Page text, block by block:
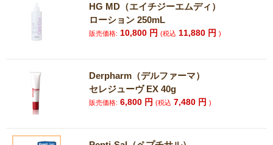
HG MD（エイチジーエムディ）
ローション 250mL
販売価格: 10,800 円(税込 11,880 円)
Derpharm（デルファーマ）
セレジューヴ EX 40g
販売価格: 6,800 円(税込 7,480 円)